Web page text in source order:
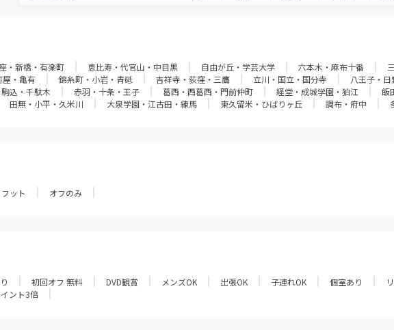
・新橋・有楽町 恵比寿・代官山・中目黒 自由が丘・学芸大学 六本木・麻布十番
屋・亀有 錦糸町・小岩・青砥 吉祥寺・荻窪・三鷹 立川・国立・国分寺 八王子・
込・千駄木 赤羽・十条・王子 葛西・西葛西・門前仲町 経堂・成城学園・狛江
飯
田無・小平・久米川 大泉学園・江古田・練馬 東久留米・ひばりヶ丘 調布・府中
フット オフのみ
初回オフ 無料 DVD観賞 メンズOK 出張OK 子連れOK 個室あり
ント3倍